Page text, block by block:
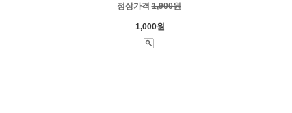
정상가격1,900원
1,000원